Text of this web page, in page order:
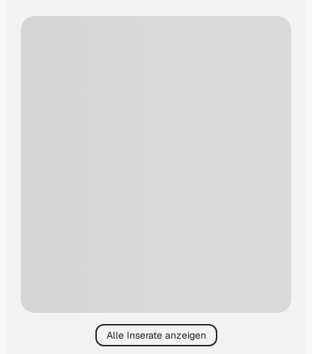
Alle Inserate anzeigen